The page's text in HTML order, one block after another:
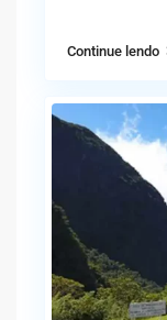
Continue lendo